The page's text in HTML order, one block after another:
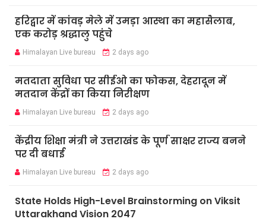
हरिद्वार में कांवड़ मेले में उमड़ा आस्था का महासैलाब,
एक करोड़ श्रद्धालु पहुंचे
Himalayan Live bureau 2 days ago
मतदाता सुविधा पर सीईओ का फोकस, देहरादून में
मतदान केंद्रों का किया निरीक्षण
Himalayan Live bureau 2 days ago
केंद्रीय शिक्षा मंत्री ने उत्तराखंड के पूर्ण साक्षर राज्य बनने
पर दी बधाई
Himalayan Live bureau 2 days ago
State Holds High-Level Brainstorming on Viksit
Uttarakhand Vision 2047